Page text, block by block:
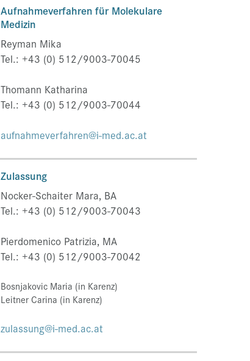
Aufnahmeverfahren für Molekulare
Medizin
Reyman Mika
Tel.: +43 (0) 512/9003-70045
Thomann Katharina
Tel.: +43 (0) 512/9003-70044
aufnahmeverfahren@i-med.ac.at
Zulassung
Nocker-Schaiter Mara, BA
Tel.: +43 (0) 512/9003-70043
Pierdomenico Patrizia, MA
Tel.: +43 (0) 512/9003-70042
Bosnjakovic Maria (in Karenz)
Leitner Carina (in Karenz)
zulassung@i-med.ac.at